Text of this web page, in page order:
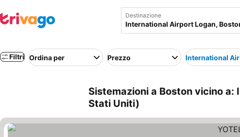
Destinazione
Filtri Ordina per Prezzo International
Sistemazioni a Boston vicino
Stati Uniti)